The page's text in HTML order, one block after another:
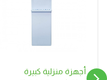
أجهزة منزلية كبيرة